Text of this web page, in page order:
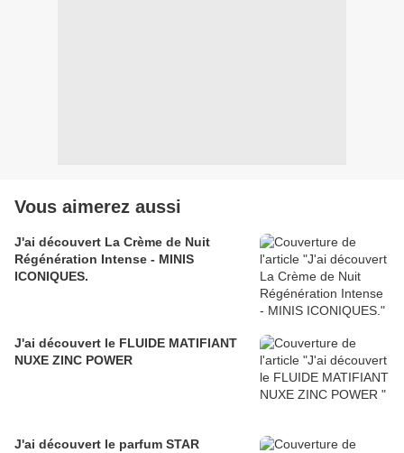
Vous aimerez aussi
J'ai découvert La Crème de Nuit
Régénération Intense - MINIS
ICONIQUES.
J'ai découvert le FLUIDE MATIFIANT
NUXE ZINC POWER
J'ai découvert le parfum STAR